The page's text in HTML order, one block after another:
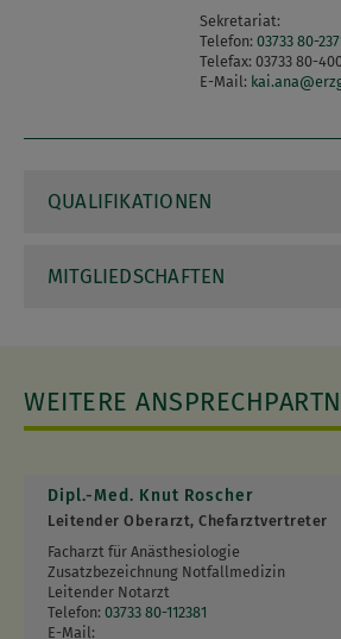
Sekretariat:
Telefon: 03733 80-
Telefax: 03733 80-
E-Mail: kai.ana@
QUALIFIKATIONEN
Facharztausbildung am
2003
Stellv. ärztlicher Leiter
Annaberg
2006
Zusatzbezeichnung spezielle
Intensivmedizin
MITGLIEDSCHAFTEN
WEITERE
Dipl.-Med. Knut Roscher
Leitender Oberarzt, Chefarztvertreter
Facharzt für Anästhesiologie
Zusatzbezeichnung Notfallmedizin
Leitender Notarzt
Telefon: 03733 80-112381
E-Mail: